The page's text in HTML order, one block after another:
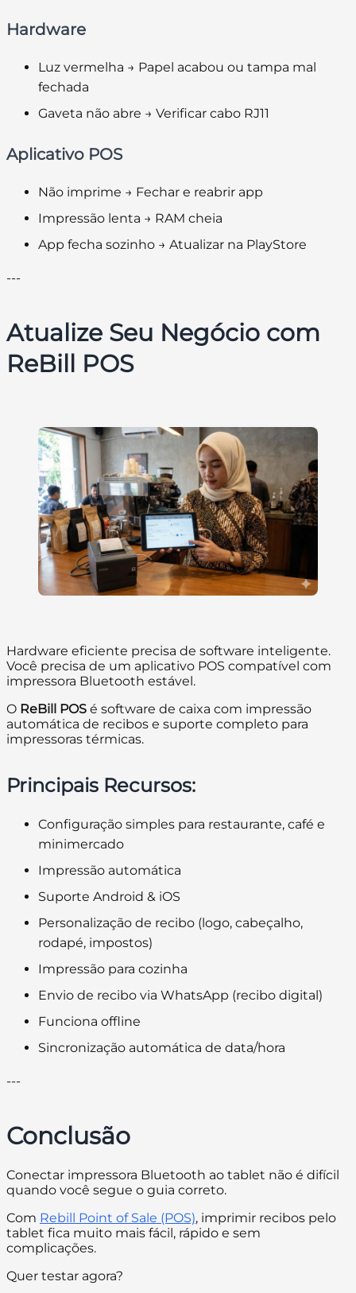
Hardware
Luz vermelha → Papel acabou ou tampa mal
fechada
Gaveta não abre → Verificar cabo RJ11
Aplicativo POS
Não imprime → Fechar e reabrir app
Impressão lenta → RAM cheia
App fecha sozinho → Atualizar na PlayStore
---
Atualize Seu Negócio com
ReBill POS
Hardware eficiente precisa de software inteligente.
Você precisa de um aplicativo POS compatível com
impressora Bluetooth estável.
O ReBill POS é software de caixa com impressão
automática de recibos e suporte completo para
impressoras térmicas.
Principais Recursos:
Configuração simples para restaurante, café e
minimercado
Impressão automática
Suporte Android & iOS
Personalização de recibo (logo, cabeçalho,
rodapé, impostos)
Impressão para cozinha
Envio de recibo via WhatsApp (recibo digital)
Funciona offline
Sincronização automática de data/hora
---
Conclusão
Conectar impressora Bluetooth ao tablet não é difícil
quando você segue o guia correto.
Com Rebill Point of Sale (POS), imprimir recibos pelo
tablet fica muito mais fácil, rápido e sem
complicações.
Quer testar agora?